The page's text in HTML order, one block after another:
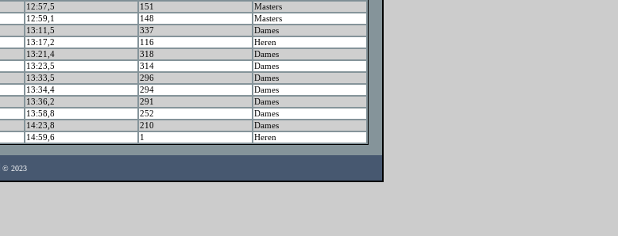
12:57,5 151
Masters
12:59,1 148
Masters
13:11,5 337
Dames
13:17,2 116
Heren
13:21,4 318
Dames
13:23,5 314
Dames
13:33,5 296
Dames
13:34,4 294
Dames
13:36,2 291
Dames
13:58,8 252
Dames
14:23,8 210
Dames
14:59,6 1 Heren
© 2023